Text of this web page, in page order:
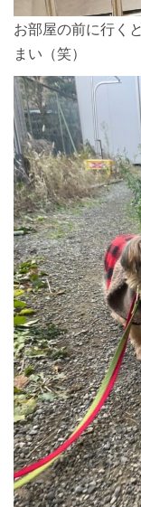
お部屋の前に行く
まい（笑）